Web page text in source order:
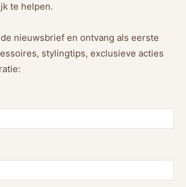
te helpen.
nieuwsbrief en ontvang als eerste
stylingtips, exclusieve acties